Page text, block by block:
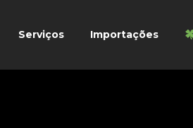
Serviços Importações